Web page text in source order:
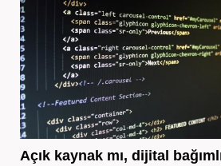
Açık kaynak mı, dijital